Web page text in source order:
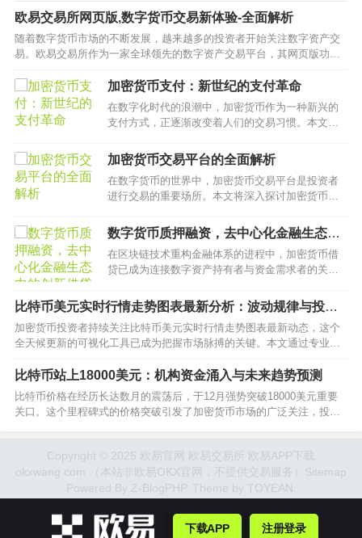
欧易交易所网页版,数字货币交易新体验-全面解析
随着数字货币市场的不断发展，越来越多的投资者开始关注数字资产交
易。欧易交易所作为一家全球领先的数字资产交易平台，其网页版功能
强大且操作便捷，吸引了众多用户的青睐。本文将深入探讨欧易交易所
网页版的特点、优势以及如何高效使用这一平台。…
加密货币支付：新世纪的支付革命
在数字化时代的浪潮中，加密货币作为一种新兴的
支付方式，正逐渐改变着人们的交易习惯。本文将
的应用。…
加密货币交易平台的全面解析
在数字货币的世界中，加密货币交易平台是投资者
进行交易的重要场所。本文将深入探讨加密货币平
…
数字货币质押融资，去中心化金融生态中
的创新借贷模式
在区块链技术重构金融体系的进程中，加密货币借
贷已成为连接数字资产持有者与资金需求者的关键
控制体系及合规化发展趋势，为投资者揭示这一金
融创新工具如何实现资金效率最大化。…
比特币美元实时行情走势图表最新分析：波动规律与投资
策略
加密货币投资者持续关注比特币美元实时行情走势图表最新动态，这个
全天候更新的可视化工具已成为把握市场脉搏的关键。本文通过专业数
据分析框架，深度解读当前比特币价格波动特征，结合技术指标与基本
面要素，为读者呈现全面的市场观察视角。…
比特币站上18000美元：机构资金涌入与未来趋势预测
比特币价格在经历长达数月的震荡后，于12月强势突破18000美元重要
关口。这个里程碑式的价格突破引发了加密货币市场的广泛关注，投资
读者提供专业级的市场解读。…
Copyright © 2025 欧易官网 欧易交易所 欧易APP下载
okxwang.com （本站非欧易OKX官网，不提供交易服务） Sitemap
Powered By Z-BlogPHP. Theme by TOYEAN
下载APP 注册登录